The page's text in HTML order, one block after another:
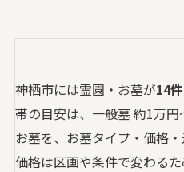
神栖市には霊園・お墓が14件
帯の目安は、一般墓 約1万
お墓を、お墓タイプ・価格・
価格は区画や条件で変わる